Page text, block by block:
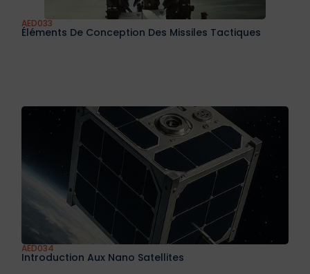
AED033
Éléments De Conception Des Missiles Tactiques
AED034
Introduction Aux Nano Satellites